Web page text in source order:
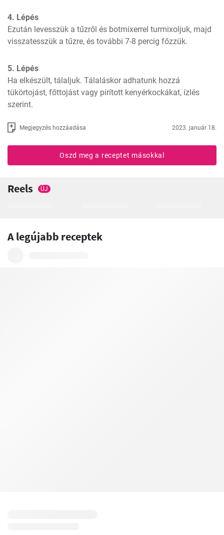
4. Lépés
Ezután levesszük a tűzről és botmixerrel turmixoljuk, majd
visszatesszük a tűzre, és további 7-8 percig főzzük.
5. Lépés
Ha elkészült, tálaljuk. Tálaláskor adhatunk hozzá
tükörtojást, főttojást vagy pirított kenyérkockákat, ízlés
szerint.
Megjegyzés hozzáadása 2023. január 18.
Oszd meg a receptet másokkal
Reels ÚJ
A legújabb receptek